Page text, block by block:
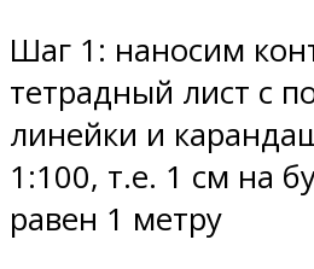
Шаг 1: наносим
тетрадный лист с
линейки и
1:100, т.е. 1 см на
равен 1 метру